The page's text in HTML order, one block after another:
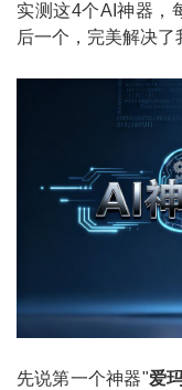
实测这4个AI神器，
后一个，完美解决了
先说第一个神器"爱